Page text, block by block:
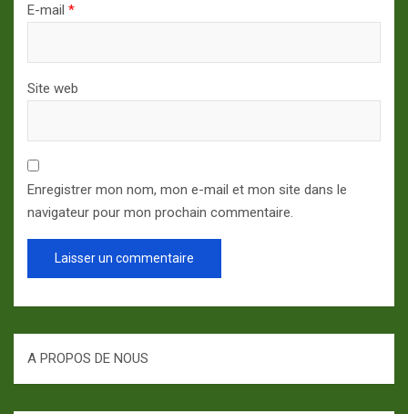
E-mail *
Site web
Enregistrer mon nom, mon e-mail et mon site dans le
navigateur pour mon prochain commentaire.
A PROPOS DE NOUS